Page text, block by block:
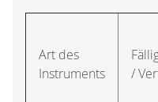
Art des
Instruments
/